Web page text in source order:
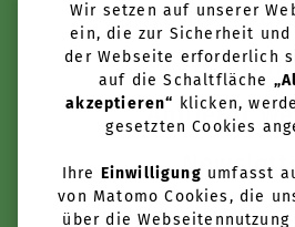
Tools +
Über
Anbieter
Wir setzen auf unserer
ein, die zur Sicherheit
der Webseite erforderlich
auf die Schaltfläche
akzeptieren“ klicken,
gesetzten Cookies
Ihre Einwilligung umfasst
von Matomo Cookies, die
über die Webseitennutzung